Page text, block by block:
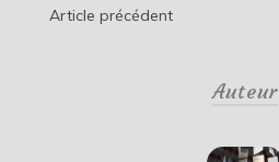
Navigation
Article précédent
Auteur